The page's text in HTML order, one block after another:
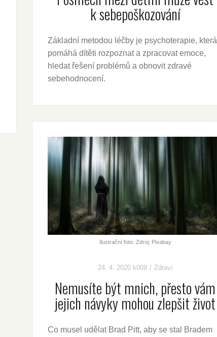
k sebepoškozování
Základní metodou léčby je psychoterapie, která
pomáhá dítěti rozpoznat a zpracovat emoce,
hledat řešení problémů a obnovit zdravé
sebehodnocení.
Ilustrační foto. Zdroj: Pixabay
24. 4. 2020 k009 Zdraví
Nemusíte být mnich, přesto vám
jejich návyky mohou zlepšit život
Co musel udělat Brad Pitt, aby se stal Bradem